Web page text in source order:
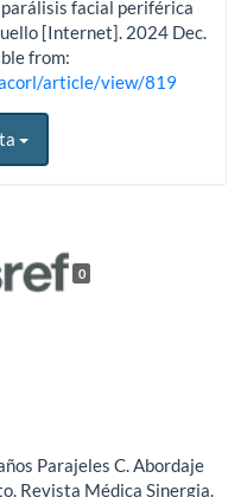
facial periférica
[Internet]. 2024 Dec.
from:
article/view/819
0
Parajeles C. Abordaje
Revista Médica Sinergia.